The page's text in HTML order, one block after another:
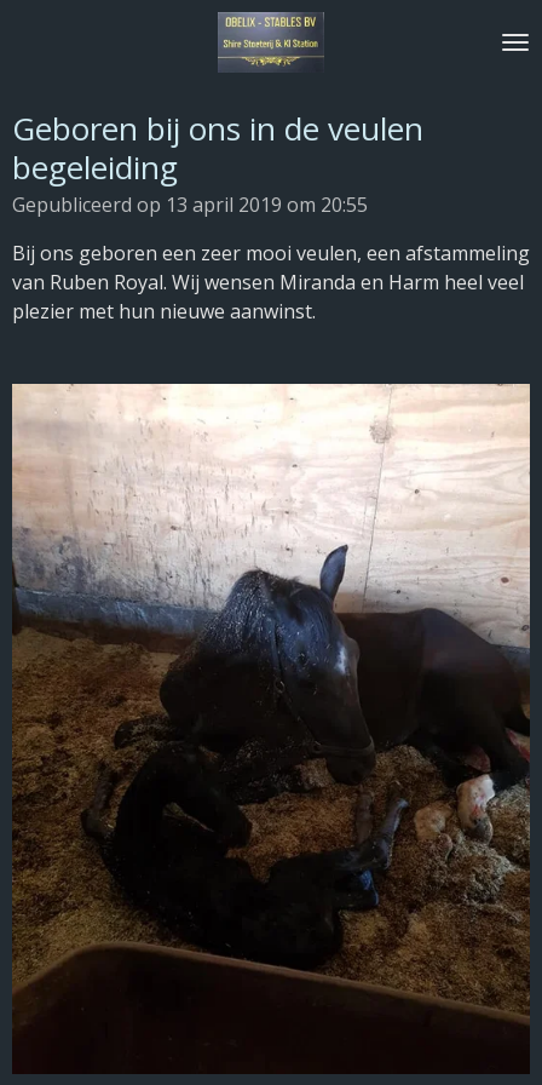
hoofdinhoud
Geboren bij ons in de veulen
begeleiding
Gepubliceerd op 13 april 2019 om 20:55
Bij ons geboren een zeer mooi veulen, een afstammeling
van Ruben Royal. Wij wensen Miranda en Harm heel veel
plezier met hun nieuwe aanwinst.